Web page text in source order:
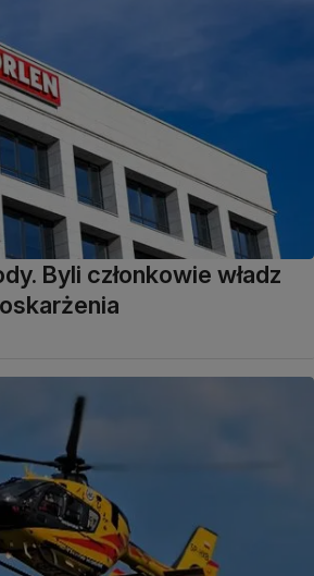
Byli członkowie władz